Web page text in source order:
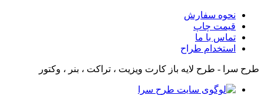
نحوه سفارش
قیمت چاپ
تماس با ما
استخدام طراح
طرح سرا - طرح لایه باز کارت ویزیت ، تراکت ، بنر ، وکتور